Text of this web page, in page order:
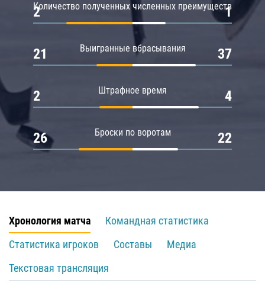
Количество полученных численных преимуществ
2 1
Выигранные вбрасывания
21 37
Штрафное время
2 4
Броски по воротам
26 22
Хронология матча
Командная статистика
Статистика игроков
Составы
Медиа
Текстовая трансляция